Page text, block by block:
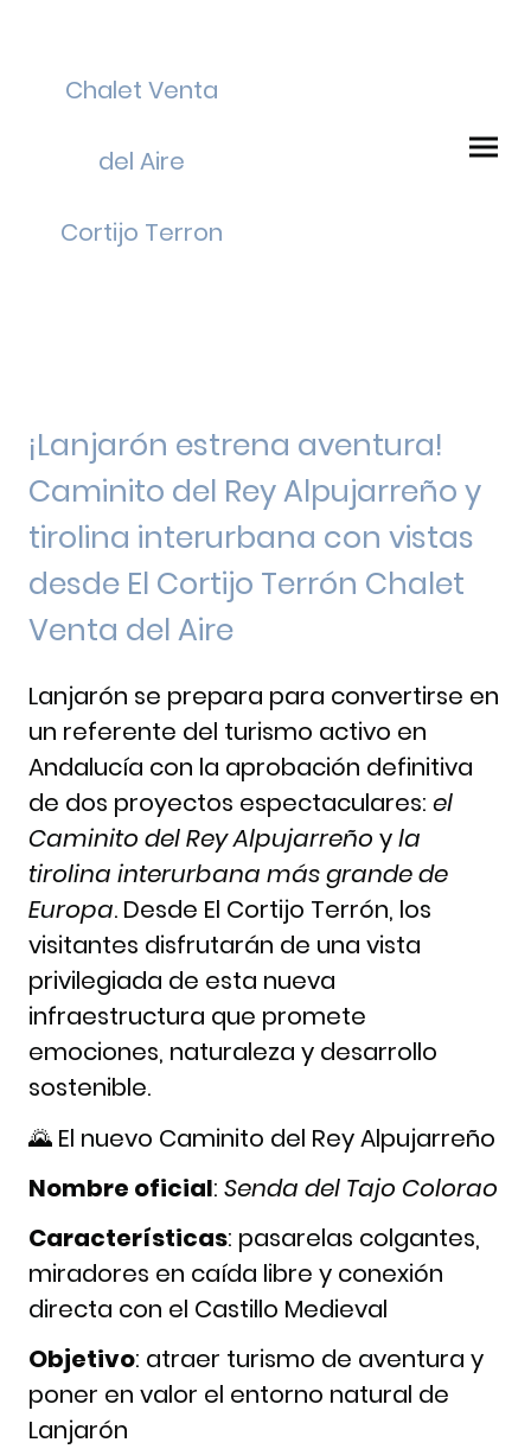
Chalet Venta
del Aire
Cortijo Terron
¡Lanjarón estrena aventura!
Caminito del Rey Alpujarreño y
tirolina interurbana con vistas
desde El Cortijo Terrón Chalet
Venta del Aire
Lanjarón se prepara para convertirse en
un referente del turismo activo en
Andalucía con la aprobación definitiva
de dos proyectos espectaculares: el
Caminito del Rey Alpujarreño yla
tirolina interurbana más grande de
Europa. Desde El Cortijo Terrón, los
visitantes disfrutarán de una vista
privilegiada de esta nueva
infraestructura que promete
emociones, naturaleza y desarrollo
sostenible.
🌄 El nuevo Caminito del Rey Alpujarreño
Nombre oficial: Senda del Tajo Colorao
Características: pasarelas colgantes,
miradores en caída libre y conexión
directa con el Castillo Medieval
Objetivo: atraer turismo de aventura y
poner en valor el entorno natural de
Lanjarón